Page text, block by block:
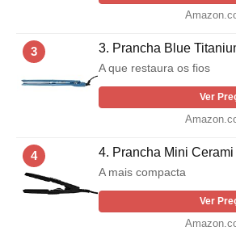
3 3. Prancha Blue
A que restaura os fios
Ver
4 4. Prancha Mini
A mais compacta
Ver